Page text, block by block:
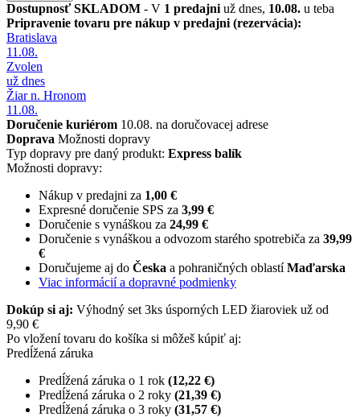
DostupnosťSKLADOM - V 1 predajni už dnes, 10.08. u teba
Pripravenie tovaru pre nákup v predajni (rezervácia):
Bratislava
11.08.
Zvolen
už dnes
Žiar n. Hronom
11.08.
Doručenie kuriérom 10.08. na doručovacej adrese
Doprava Možnosti dopravy
Typ dopravy pre daný produkt: Express balík
Možnosti dopravy:
Nákup v predajni za 1,00 €
Expresné doručenie SPS za 3,99 €
Doručenie s vynáškou za 24,99 €
Doručenie s vynáškou a odvozom starého spotrebiča za 39,99
€
Doručujeme aj do Česka a pohraničných oblastíMaďarska
Viac informácií a dopravné podmienky
Dokúp si aj: Výhodný set 3ks úsporných LED žiaroviek už od
9,90 €
Po vložení tovaru do košíka si môžeš kúpiť aj:
Predĺžená záruka
Predĺžená záruka o 1 rok (12,22 €)
Predĺžená záruka o 2 roky (21,39 €)
Predĺžená záruka o 3 roky (31,57 €)